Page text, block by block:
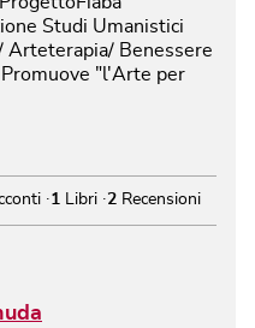
Studi Umanistici
Arteterapia/ Benessere
"l'Arte per
1 Libri 2 Recensioni